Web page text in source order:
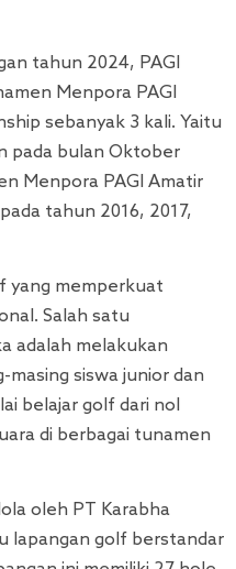
tahun 2024, PAGI
Menpora PAGI
sebanyak 3 kali. Yaitu
pada bulan Oktober
Menpora PAGI Amatir
tahun 2016, 2017,
yang memperkuat
Salah satu
adalah melakukan
masing siswa junior dan
belajar golf dari nol
di berbagai tunamen
oleh PT Karabha
lapangan golf berstandar